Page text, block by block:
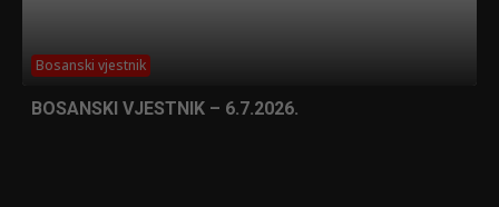
Bosanski vjestnik
BOSANSKI VJESTNIK – 6.7.2026.